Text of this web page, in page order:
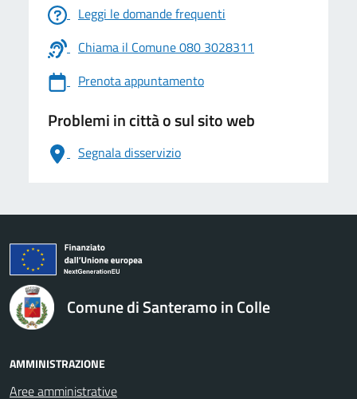
Leggi le domande frequenti
Chiama il Comune 080 3028311
Prenota appuntamento
Problemi in città o sul sito web
Segnala disservizio
logo Unione Europea
Comune di Santeramo in Colle
AMMINISTRAZIONE
Aree amministrative